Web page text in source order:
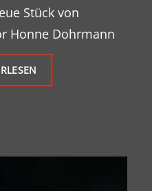
Stück von
Honne Dohrmann